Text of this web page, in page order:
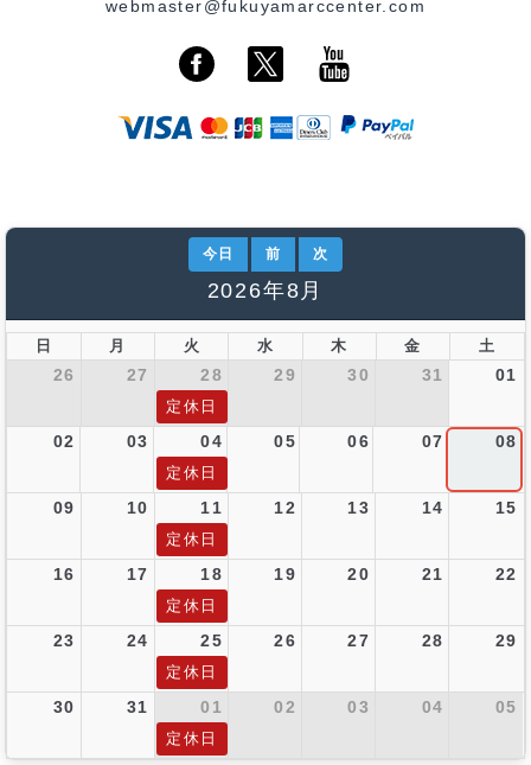
webmaster@fukuyamarccenter.com
今日 前 次
2026年8月
日 月 火 水 木 金 土
26 27 28 29 30 31 01
定休日
02 03 04 05 06 07 08
定休日
09 10 11 12 13 14 15
定休日
16 17 18 19 20 21 22
定休日
23 24 25 26 27 28 29
定休日
30 31 01 02 03 04 05
定休日